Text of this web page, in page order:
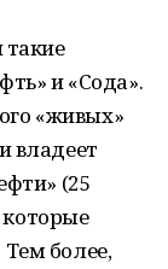
и «Сода».
«живых»
владеет
(25
которые
более,